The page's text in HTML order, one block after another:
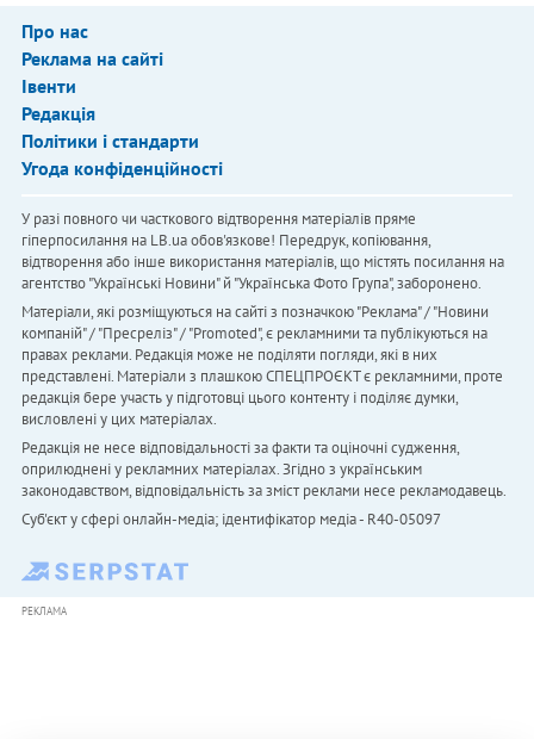
Про нас
Реклама на сайті
Івенти
Редакція
Політики і стандарти
Угода конфіденційності
У разі повного чи часткового відтворення матеріалів пряме
гіперпосилання на LB.ua обов'язкове! Передрук, копіювання,
відтворення або інше використання матеріалів, що містять посилання на
агентство "Українськi Новини" й "Українська Фото Група", заборонено.
Матеріали, які розміщуються на сайті з позначкою "Реклама" / "Новини
компаній" / "Пресреліз" / "Promoted", є рекламними та публікуються на
правах реклами. Редакція може не поділяти погляди, які в них
представлені. Матеріали з плашкою СПЕЦПРОЄКТ є рекламними, проте
редакція бере участь у підготовці цього контенту і поділяє думки,
висловлені у цих матеріалах.
Редакція не несе відповідальності за факти та оціночні судження,
оприлюднені у рекламних матеріалах. Згідно з українським
законодавством, відповідальність за зміст реклами несе рекламодавець.
Cуб'єкт у сфері онлайн-медіа; ідентифікатор медіа - R40-05097
РЕКЛАМА